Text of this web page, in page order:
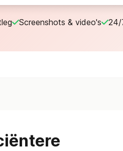
Screenshots & video's 24/